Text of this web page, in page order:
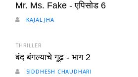
Mr. Ms. Fake - एपिसोड 6
KAJAL JHA
THRILLER
बंद बंगल्याचे गूढ - भाग 2
SIDDHESH CHAUDHARI